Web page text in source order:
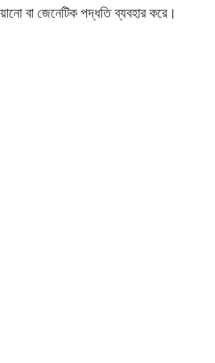
বা জেনেটিক পদ্ধতি ব্যবহার করে।